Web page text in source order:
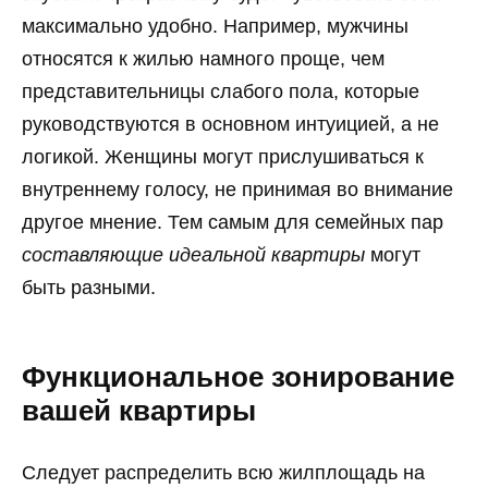
максимально удобно. Например, мужчины
относятся к жилью намного проще, чем
представительницы слабого пола, которые
руководствуются в основном интуицией, а не
логикой. Женщины могут прислушиваться к
внутреннему голосу, не принимая во внимание
другое мнение. Тем самым для семейных пар
составляющие идеальной квартиры могут
быть разными.
Функциональное зонирование
вашей квартиры
Следует распределить всю жилплощадь на